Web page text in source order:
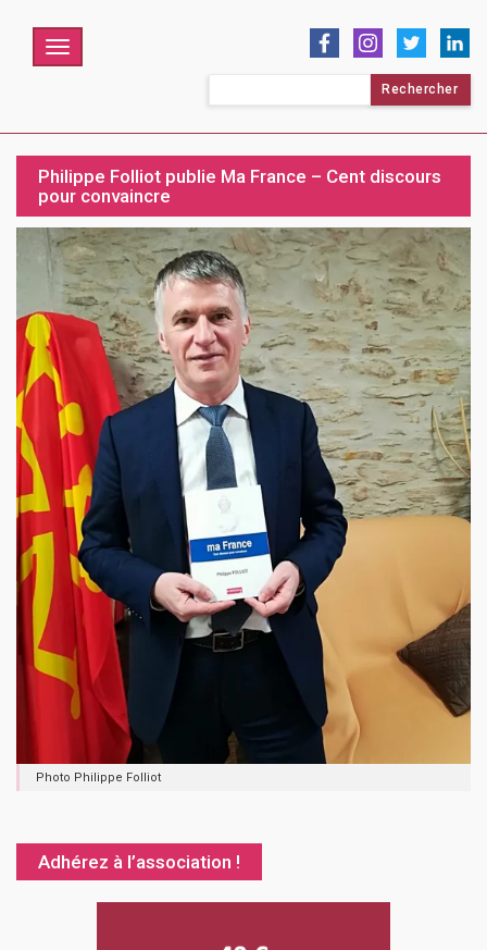
Menu
Philippe Folliot publie Ma France – Cent discours
pour convaincre
Photo Philippe Folliot
Adhérez à l’association !